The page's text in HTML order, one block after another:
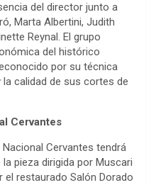
del director junto a
Marta Albertini, Judith
Reynal. El grupo
del histórico
por su técnica
calidad de sus cortes de
Cervantes
Cervantes tendrá
pieza dirigida por Muscari
el restaurado Salón Dorado